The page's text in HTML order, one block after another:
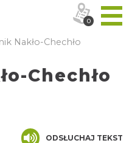
Nakło-Chechło
Chechło
ODSŁUCHAJ TEKST
0